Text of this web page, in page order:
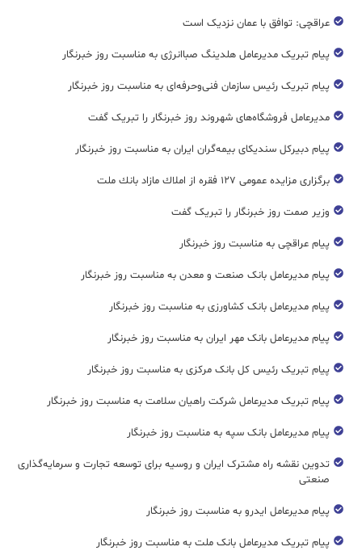
عراقچی: توافق با عمان نزدیک است
پیام تبریک مدیرعامل هلدینگ صباانرژی به مناسبت روز خبرنگار
پیام تبریک رئیس سازمان فنی‌و‌حرفه‌ای به مناسبت روز خبرنگار
مدیرعامل فروشگاه‌های شهروند روز خبرنگار را تبریک گفت
پیام دبیرکل سندیکای بیمه‌گران ایران به مناسبت روز خبرنگار
برگزاری مزایده عمومی ۱۲۷ فقره از املاك مازاد بانك ملت
وزیر صمت روز خبرنگار را تبریک گفت
پیام عراقچی به مناسبت روز خبرنگار
پیام مدیرعامل بانک صنعت و معدن به مناسبت روز خبرنگار
پیام مدیرعامل بانک کشاورزی به مناسبت روز خبرنگار
پیام مدیرعامل بانک مهر ایران به مناسبت روز خبرنگار
پیام تبریک رئیس کل بانک مرکزی به مناسبت روز خبرنگار
پیام تبریک مدیرعامل شرکت راهیان سلامت به مناسبت روز خبرنگار
پیام مدیرعامل بانک سپه به مناسبت روز خبرنگار
تدوین نقشه راه مشترک ایران و روسیه برای توسعه تجارت و سرمایه‌گذاری
صنعتی
پیام مدیرعامل ایدرو به مناسبت روز خبرنگار
پیام تبریک مدیرعامل بانک ملت به مناسبت روز خبرنگار